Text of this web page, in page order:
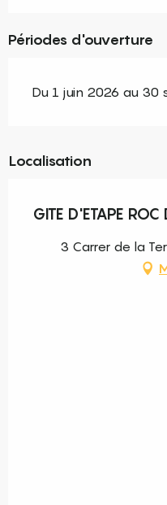
Périodes d'ouverture
Du 1 juin 2026 au 30
Localisation
GITE D'ETAPE ROC
3 Carrer de la